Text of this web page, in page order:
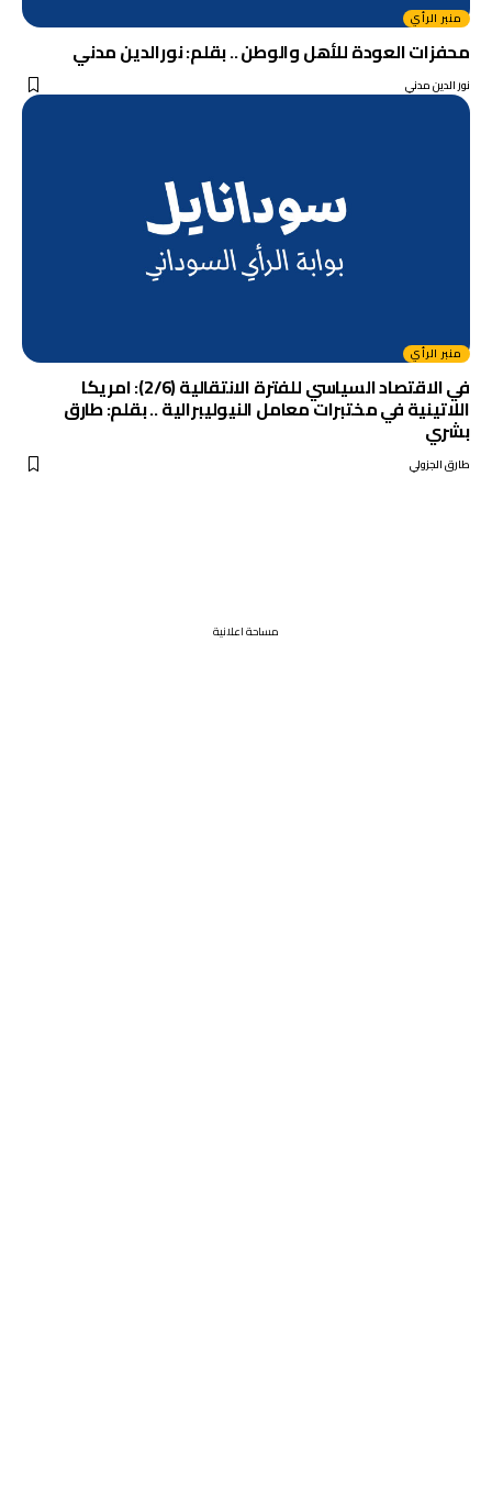
منبر الرأي
محفزات العودة للأهل والوطن .. بقلم: نورالدين مدني
نور الدين مدني
منبر الرأي
في الاقتصاد السياسي للفترة الانتقالية (2/6): امريكا
اللاتينية في مختبرات معامل النيوليبرالية .. بقلم: طارق
بشري
طارق الجزولي
مساحة اعلانية